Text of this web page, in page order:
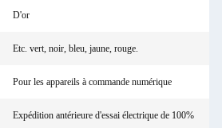
D'or
Etc. vert, noir, bleu, jaune, rouge.
Pour les appareils à commande numérique
Expédition antérieure d'essai électrique de 100%